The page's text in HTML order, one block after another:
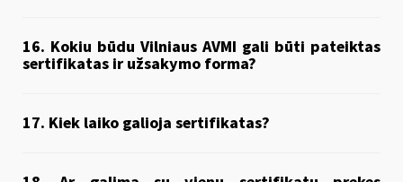
16. Kokiu būdu Vilniaus AVMI gali būti pateiktas
sertifikatas ir užsakymo forma?
17. Kiek laiko galioja sertifikatas?